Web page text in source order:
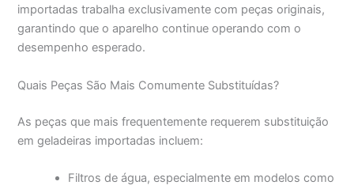
importadas trabalha exclusivamente com peças originais,
garantindo que o aparelho continue operando com o
desempenho esperado.
Quais Peças São Mais Comumente Substituídas?
As peças que mais frequentemente requerem substituição
em geladeiras importadas incluem:
Filtros de água, especialmente em modelos como